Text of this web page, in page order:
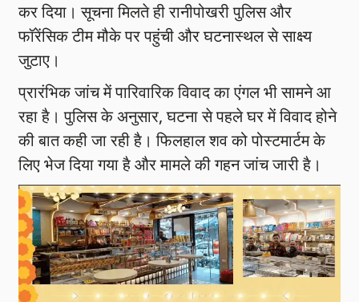
कर दिया। सूचना मिलते ही रानीपोखरी पुलिस और
फॉरेंसिक टीम मौके पर पहुंची और घटनास्थल से साक्ष्य
जुटाए।
प्रारंभिक जांच में पारिवारिक विवाद का एंगल भी सामने आ
रहा है। पुलिस के अनुसार, घटना से पहले घर में विवाद होने
की बात कही जा रही है। फिलहाल शव को पोस्टमार्टम के
लिए भेज दिया गया है और मामले की गहन जांच जारी है।